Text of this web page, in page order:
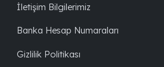
İletişim Bilgilerimiz
Banka Hesap Numaraları
Gizlilik Politikası